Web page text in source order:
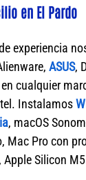
en El Pardo
experiencia
ASUS,
cualquier
Instalamos
, macOS
Mac Pro con
Apple Silicon